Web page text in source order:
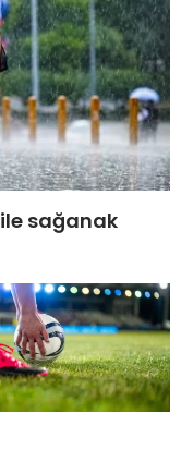
sağanak